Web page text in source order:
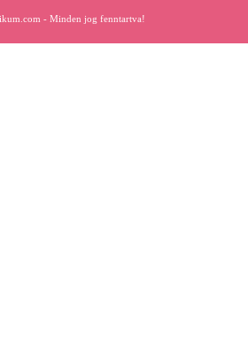
- Minden jog fenntartva!